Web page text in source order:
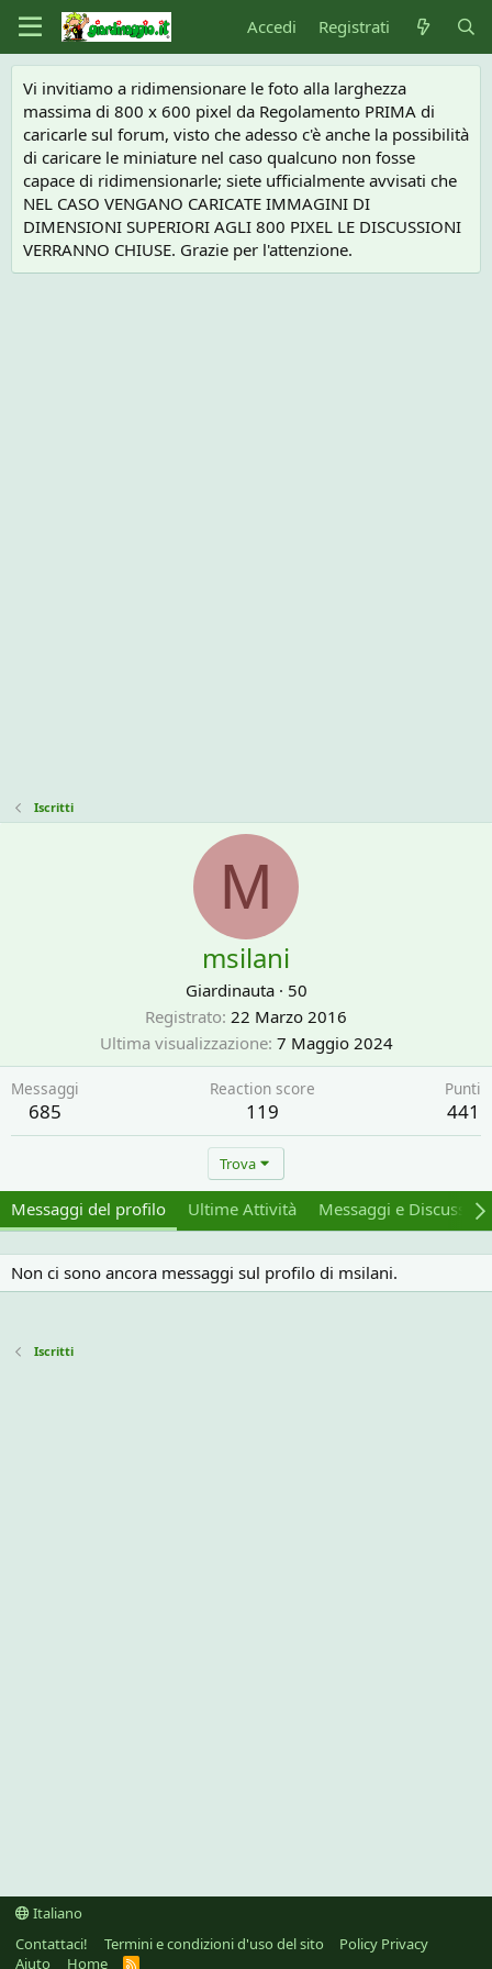
Accedi Registrati
Vi invitiamo a ridimensionare le foto alla larghezza
massima di 800 x 600 pixel da Regolamento PRIMA di
caricarle sul forum, visto che adesso c'è anche la possibilità
di caricare le miniature nel caso qualcuno non fosse
capace di ridimensionarle; siete ufficialmente avvisati che
NEL CASO VENGANO CARICATE IMMAGINI DI
DIMENSIONI SUPERIORI AGLI 800 PIXEL LE DISCUSSIONI
VERRANNO CHIUSE. Grazie per l'attenzione.
Iscritti
M
msilani
Giardinauta · 50
Registrato 22 Marzo 2016
Ultima visualizzazione 7 Maggio 2024
Messaggi
685
Reaction score
119
Punti
441
Trova
Messaggi del profilo Ultime Attività Messaggi e
Non ci sono ancora messaggi sul profilo di msilani.
Iscritti
Italiano
Contattaci!
Termini e condizioni d'uso del sito
Policy Privacy
Aiuto
Home R